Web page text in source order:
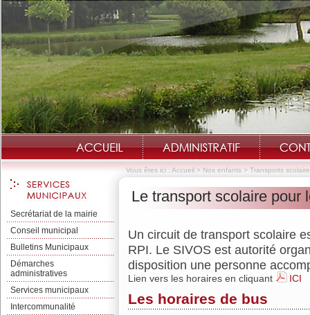
Vous êtes ici : Accueil > Nos enfants > Transports
Secrétariat de la mairie
Conseil municipal
Bulletins Municipaux
Démarches
administratives
Services municipaux
Intercommunalité
Le transport scolaire pour
Un circuit de transport scolaire
RPI. Le SIVOS est autorité
disposition une personne
Lien vers les horaires en cliquant ICI
Les horaires de bus